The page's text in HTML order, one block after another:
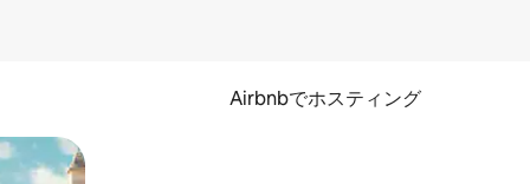
Airbnbでホスティング